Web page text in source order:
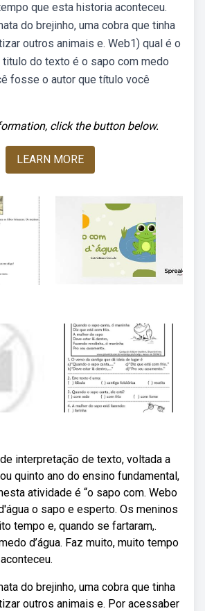
que esta historia aconteceu.
do brejinho, uma cobra que tinha
outros animais e. Web1) qual é o
do texto é o sapo com medo
fosse o autor que título você
click the button below.
LEARN MORE
interpretação de texto, voltada a
quinto ano do ensino fundamental,
atividade é “o sapo com. Webo
o sapo e esperto. Os meninos
tempo e, quando se fartaram,.
d’água. Faz muito, muito tempo
do brejinho, uma cobra que tinha
outros animais e. Por acessaber